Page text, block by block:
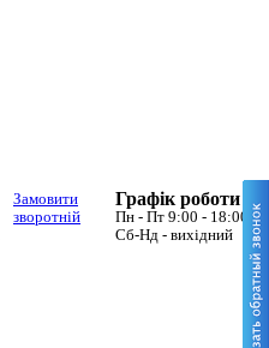
Графік роботи
Пн - Пт 9:00 - 18:00
Сб-Нд - вихідний
Замовити
зворотній